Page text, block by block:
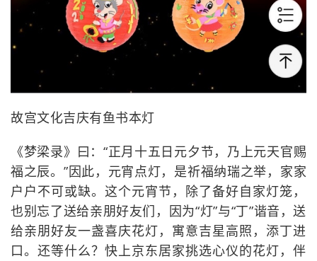
故宫文化吉庆有鱼书本灯
《梦梁录》曰：“正月十五日元夕节，乃上元天官赐
福之辰。”因此，元宵点灯，是祈福纳瑞之举，家家
户户不可或缺。这个元宵节，除了备好自家灯笼，
也别忘了送给亲朋好友们，因为“灯”与“丁”谐音，送
给亲朋好友一盏喜庆花灯，寓意吉星高照，添丁进
口。还等什么？快上京东居家挑选心仪的花灯，伴